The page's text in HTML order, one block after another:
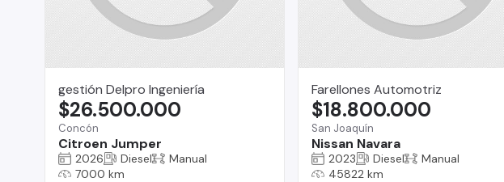
gestión Delpro Ingeniería
Concón
Citroen Jumper
$26.500.000
2026 Diesel
Manual
7000 km
Farellones Automotriz
San Joaquín
Nissan Navara
$18.800.000
2023 Diesel
Manual
45822 km